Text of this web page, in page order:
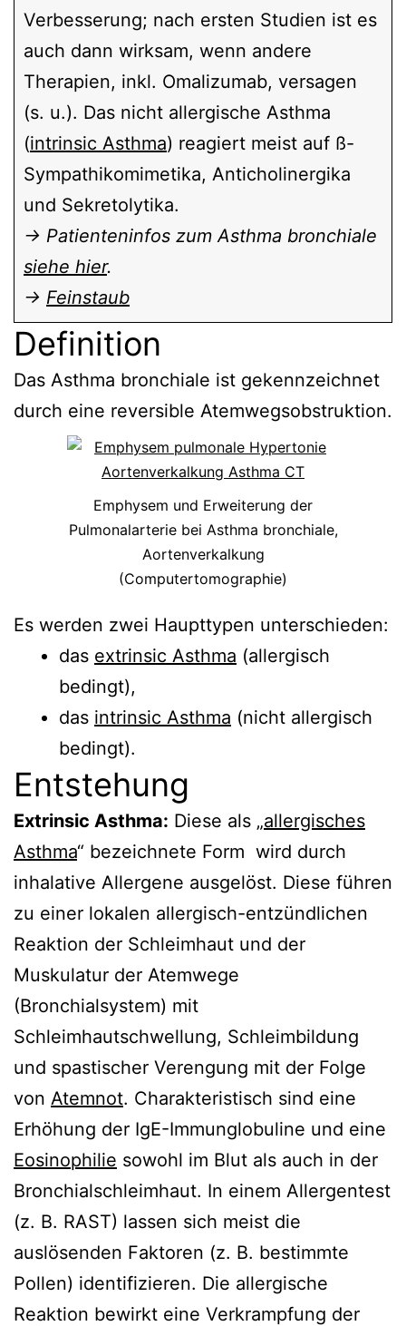
Verbesserung; nach ersten Studien ist es
auch dann wirksam, wenn andere
Therapien, inkl. Omalizumab, versagen
(s. u.). Das nicht allergische Asthma
(intrinsic Asthma) reagiert meist auf ß-
Sympathikomimetika, Anticholinergika
und Sekretolytika.
→ Patienteninfos zum Asthma bronchiale
siehe hier.
→ Feinstaub
Definition
Das Asthma bronchiale ist gekennzeichnet
durch eine reversible Atemwegsobstruktion.
Emphysem und Erweiterung der
Pulmonalarterie bei Asthma bronchiale,
Aortenverkalkung
(Computertomographie)
Es werden zwei Haupttypen unterschieden:
das extrinsic Asthma (allergisch
bedingt),
das intrinsic Asthma (nicht allergisch
bedingt).
Entstehung
Extrinsic Asthma: Diese als „allergisches
Asthma“ bezeichnete Form wird durch
inhalative Allergene ausgelöst. Diese führen
zu einer lokalen allergisch-entzündlichen
Reaktion der Schleimhaut und der
Muskulatur der Atemwege
(Bronchialsystem) mit
Schleimhautschwellung, Schleimbildung
und spastischer Verengung mit der Folge
von Atemnot. Charakteristisch sind eine
Erhöhung der IgE-Immunglobuline und eine
Eosinophilie sowohl im Blut als auch in der
Bronchialschleimhaut. In einem Allergentest
(z. B. RAST) lassen sich meist die
auslösenden Faktoren (z. B. bestimmte
Pollen) identifizieren. Die allergische
Reaktion bewirkt eine Verkrampfung der